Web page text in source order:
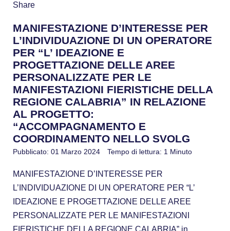
Share
MANIFESTAZIONE D’INTERESSE PER
L’INDIVIDUAZIONE DI UN OPERATORE
PER “L’ IDEAZIONE E
PROGETTAZIONE DELLE AREE
PERSONALIZZATE PER LE
MANIFESTAZIONI FIERISTICHE DELLA
REGIONE CALABRIA” IN RELAZIONE
AL PROGETTO:
“ACCOMPAGNAMENTO E
COORDINAMENTO NELLO SVOLG
Pubblicato: 01 Marzo 2024 Tempo di lettura: 1 Minuto
MANIFESTAZIONE D’INTERESSE PER
L’INDIVIDUAZIONE DI UN OPERATORE PER “L’
IDEAZIONE E PROGETTAZIONE DELLE AREE
PERSONALIZZATE PER LE MANIFESTAZIONI
FIERISTICHE DELLA REGIONE CALABRIA” in